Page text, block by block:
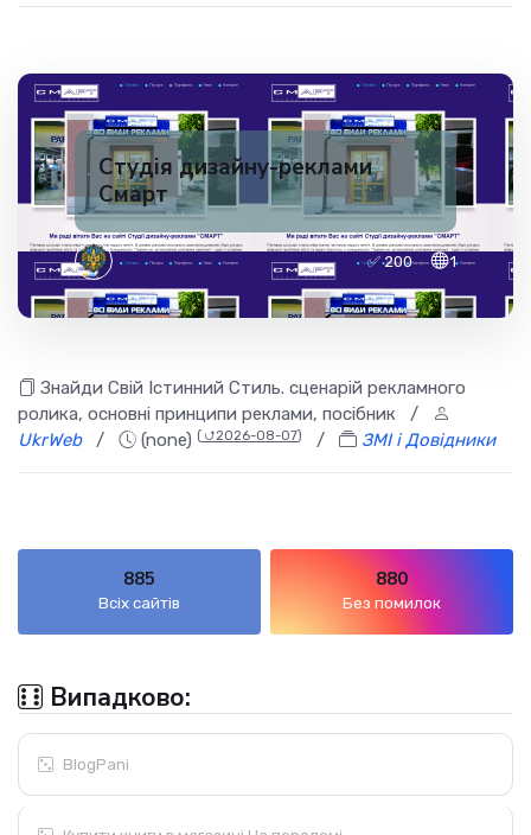
Студія дизайну-реклами
Смарт
✅ 200 1
Знайди Свій Істинний Стиль. сценарій рекламного
ролика, основні принципи реклами, посібник
/
UkrWeb/ (none) ( ⮍2026-08-07) / ЗМІ і Довідники
885
Всіх сайтів
880
Без помилок
Випадково:
BlogPani